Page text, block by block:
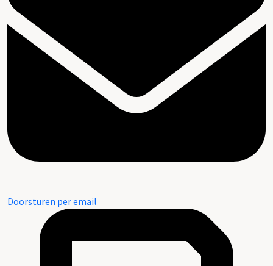
Doorsturen per email